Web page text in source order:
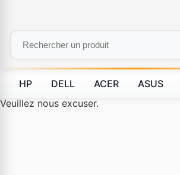
HP DELL ACER ASUS
Le produit #BLD--12232 n'est plus
Veuillez nous excuser.